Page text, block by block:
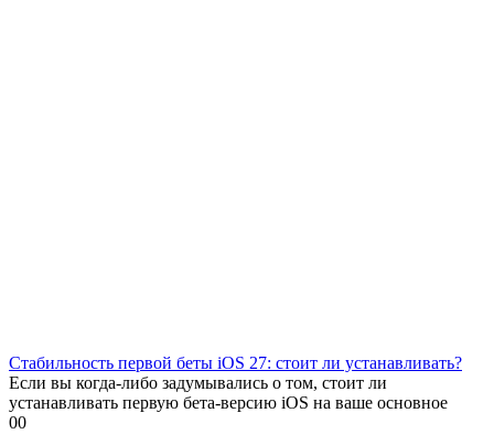
Стабильность первой беты iOS 27: стоит ли устанавливать?
Если вы когда-либо задумывались о том, стоит ли
устанавливать первую бета-версию iOS на ваше основное
00